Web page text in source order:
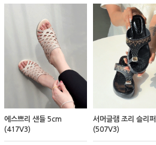
에스쁘리 샌들 5cm
(417V3)
서머글램 조리 슬리
(507V3)